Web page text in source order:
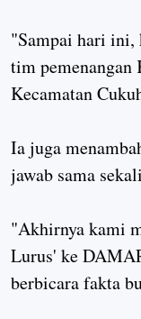
"Sampai hari ini,
tim pemenangan
Kecamatan
Ia juga
jawab sama
"Akhirnya kami
Lurus' ke
berbicara fakta